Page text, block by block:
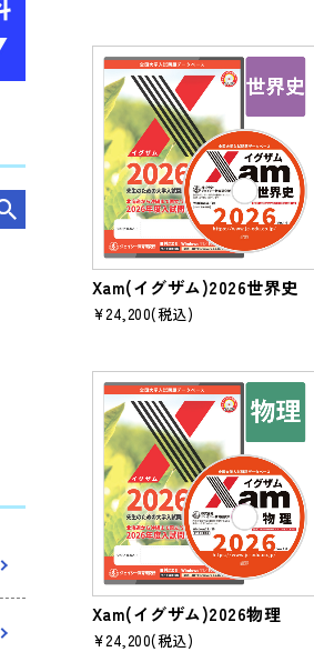
Xam(イグザム)2026世界史
¥24,200(税込)
Xam(イグザム)2026物理
¥24,200(税込)